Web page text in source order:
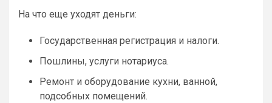
На что еще уходят деньги:
Государственная регистрация и налоги.
Пошлины, услуги нотариуса.
Ремонт и оборудование кухни, ванной,
подсобных помещений.